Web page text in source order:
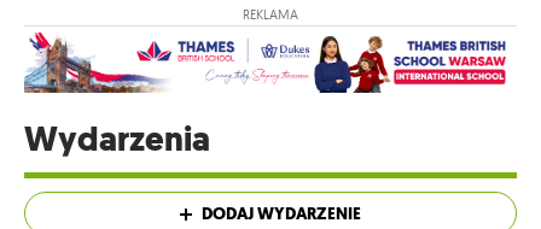
REKLAMA
Wydarzenia
DODAJ WYDARZENIE